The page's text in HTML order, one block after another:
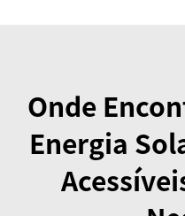
Onde
Energia